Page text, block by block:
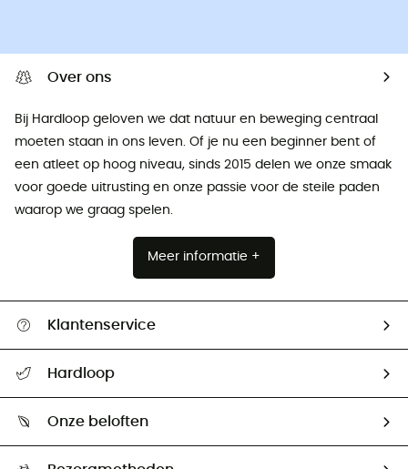
Over ons
Bij Hardloop geloven we dat natuur en beweging centraal
moeten staan ​​in ons leven. Of je nu een beginner bent of
een atleet op hoog niveau, sinds 2015 delen we onze smaak
voor goede uitrusting en onze passie voor de steile paden
waarop we graag spelen.
Meer informatie +
Klantenservice
Mijn zending volgen
Retourzendingen & Terugbetalingen
Hardloop
Ambassadeurs
Onze beloften